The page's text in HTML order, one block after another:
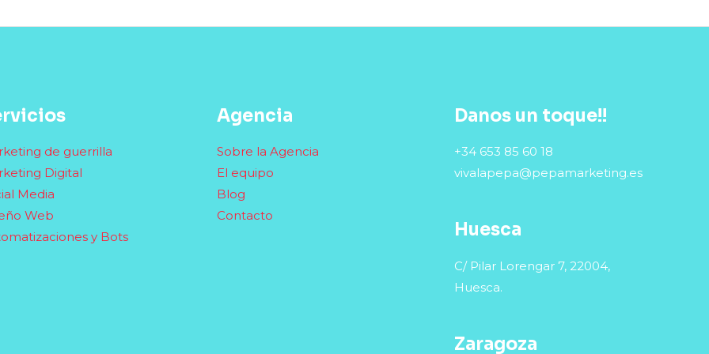
de guerrilla
Digital
Media
Web
y Bots
Agencia
Sobre la Agencia
El equipo
Blog
Contacto
Danos un toque!!
+34 653 85 60 18
vivalapepa@pepamarketing.es
Huesca
C/ Pilar Lorengar 7, 22004,
Huesca.
Zaragoza